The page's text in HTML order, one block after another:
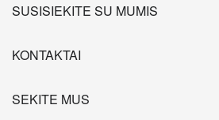
SUSISIEKITE SU MUMIS
KONTAKTAI
SEKITE MUS